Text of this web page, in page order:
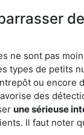
ne sont pas
de petits
ou
des
une sérieuse
Il faut noter